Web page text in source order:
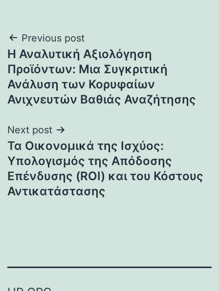
Post
navigation
Previous post
Η Αναλυτική Αξιολόγηση
Προϊόντων: Μια Συγκριτική
Ανάλυση των Κορυφαίων
Ανιχνευτών Βαθιάς Αναζήτησης
Next post
Τα Οικονομικά της Ισχύος:
Υπολογισμός της Απόδοσης
Επένδυσης (ROI) και του Κόστους
Αντικατάστασης